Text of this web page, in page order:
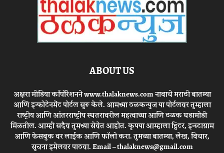
ABOUT US
अक्षरा मीडिया कॉर्पोरेशनने www.thalaknews.com नावाचे मराठी बातम्या
आणि इन्फोटेनमेंट पोर्टल सुरू केले. आमच्या ठळकन्युज या पोर्टलवर तुम्हाला
राष्ट्रीय आणि आंतरराष्ट्रीय स्घतरावरील महत्वाच्या आणि ठळक घडामोडी
मिळतील. आम्ही सदैव तुमच्या सेवेत आहोत. कृपया आम्हाला ट्विटर, इन्स्टाग्राम
आणि फेसबुक वर लाईक आणि फॉलो करा. तुमच्या बातम्या, लेख, विचार,
सूचना इमेलवर पाठवा. Email – thalaknews@gmail.com